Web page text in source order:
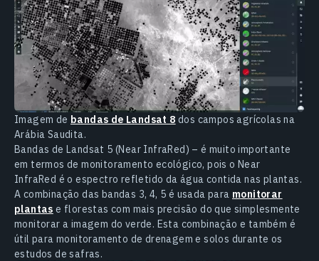
Imagem de bandas de Landsat 8 dos campos agrícolas na
Arábia Saudita.
Bandas de Landsat 5 (Near InfraRed) – é muito importante
em termos de monitoramento ecológico, pois o Near
InfraRed é o espectro refletido da água contida nas plantas.
A combinação das bandas 3, 4, 5 é usada para monitorar
plantas e florestas com mais precisão do que simplesmente
monitorar a imagem do verde. Esta combinação е também é
útil para monitoramento de drenagem e solos durante os
estudos de safras.